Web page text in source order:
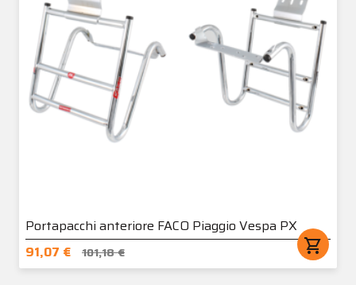
Portapacchi anteriore FACO Piaggio Vespa PX
91,07 €
101,18 € shopping_cart